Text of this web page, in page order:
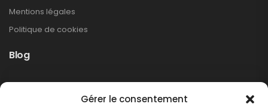
Gérer le consentement
Mentions légales
Politique de cookies
Blog